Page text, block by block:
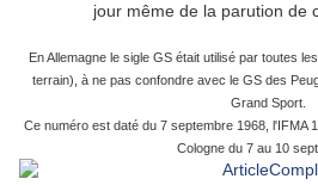
jour même de la parution de
En Allemagne le sigle GS était utilisé par toutes
terrain), à ne pas confondre avec le GS des
Grand Sport.
Ce numéro est daté du 7 septembre 1968, l'IFMA
Cologne du 7 au 10